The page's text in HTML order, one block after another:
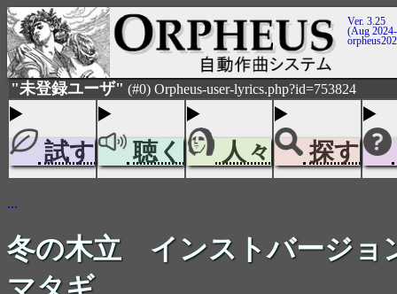
Ver. 3.25
(Aug
"未登録ユーザ" (#0) Orpheus-user-lyrics.php?id=753824
試す 聴く 人々 探す
...
冬の木立 インストバージョ